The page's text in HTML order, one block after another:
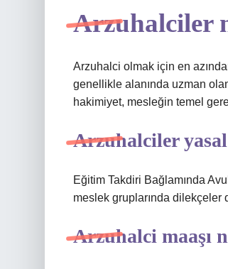
Arzuhalciler
Arzuhalci olmak için en
genellikle alanında uzman
hakimiyet, mesleğin temel
Arzuhalciler yasal
Eğitim Takdiri Bağlamında
meslek gruplarında
Arzuhalci maaşı